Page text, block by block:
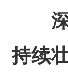
深
持续